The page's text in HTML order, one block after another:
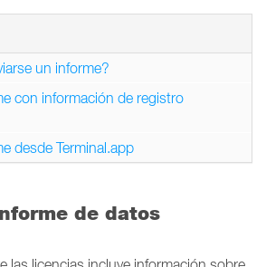
de datos
un informe?
con información de registro
desde Terminal.app